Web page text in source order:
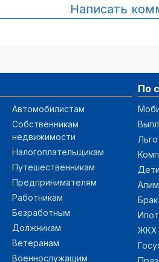
Написать
Автомобилистам
Собственникам
недвижимости
Налогоплательщикам
Путешественникам
Предпринимателям
Работникам
Безработным
Должникам
Ветеранам
Военнослужащим
По
Дети
Брак
ЖКХ